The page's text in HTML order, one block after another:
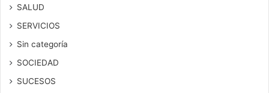
SALUD
SERVICIOS
Sin categoría
SOCIEDAD
SUCESOS